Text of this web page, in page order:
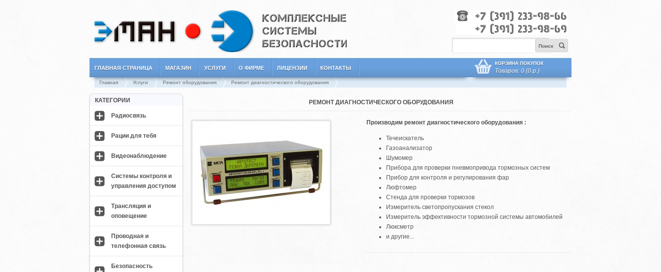
Поиск
ГЛАВНАЯ СТРАНИЦА МАГАЗИН УСЛУГИ О ФИРМЕ ЛИЦЕНЗИИ КОНТАКТЫ
КОРЗИНА ПОКУПОК
Товаров: 0 (0 р.)
Главная Услуги Ремонт оборудования Ремонт диагностического оборудования
КАТЕГОРИИ
Радиосвязь
Рации для тебя
Видеонаблюдение
Системы контроля и
управления доступом
Трансляция и
оповещение
Проводная и
телефонная связь
Безопасность
РЕМОНТ ДИАГНОСТИЧЕСКОГО ОБОРУДОВАНИЯ
Производим ремонт диагностического оборудования :
Течеискатель
Газоанализатор
Шумомер
Прибора для проверки пневмопривода тормозных систем
Прибор для контроля и регулирования фар
Люфтомер
Стенда для проверки тормозов
Измеритель светопропускания стекол
Измеритель эффективности тормозной системы автомобилей
Люксметр
и другие...